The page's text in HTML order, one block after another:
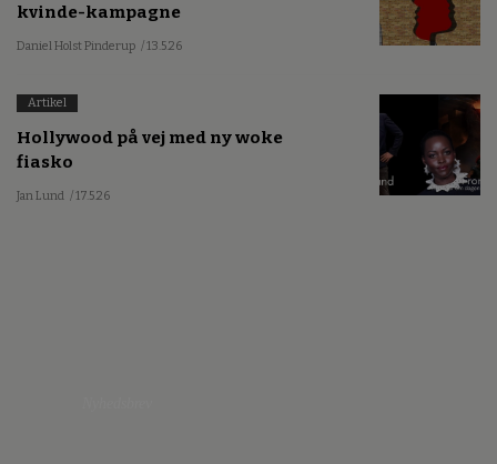
kvinde-kampagne
Daniel Holst Pinderup / 13.5.26
Artikel
Hollywood på vej med ny woke
fiasko
Jan Lund / 17.5.26